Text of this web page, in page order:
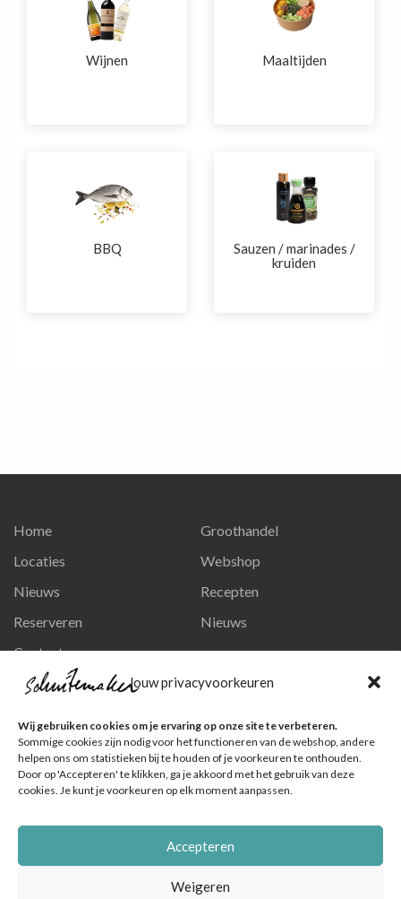
Jouw privacyvoorkeuren
Wij gebruiken cookies om je ervaring op onze site te verbeteren.
Sommige cookies zijn nodig voor het functioneren van de webshop, andere
helpen ons om statistieken bij te houden of je voorkeuren te onthouden.
Door op 'Accepteren' te klikken, ga je akkoord met het gebruik van deze
cookies. Je kunt je voorkeuren op elk moment aanpassen.
Accepteren
Weigeren
Wijnen Maaltijden
BBQ
Sauzen / marinades /
kruiden
Home
Locaties
Nieuws
Reserveren
Contact
Privacy en persoonsgegevens
Groothandel
Webshop
Recepten
Nieuws
Ga naar onze pagina
Volg ons op Instagram
Ga naar onze pagina